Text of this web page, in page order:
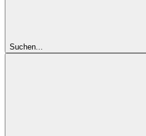
Suchen...